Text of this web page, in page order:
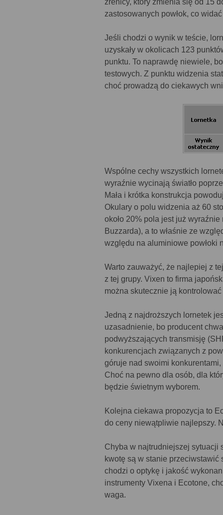
źrenicy, który zmienia się od 15
zastosowanych powłok, co
Jeśli chodzi o wynik w teście,
uzyskały w okolicach 123
punktu. To naprawdę niewiele,
testowych. Z punktu widzenia
choć prowadzą do ciekawych
Wspólne cechy wszystkich
wyraźnie wycinają światło
Mała i krótka konstrukcja
Okulary o polu widzenia aż 60
około 20% pola jest już
Buzzarda), a to właśnie ze
względu na aluminiowe powłoki
Warto zauważyć, że najlepiej z
z tej grupy. Vixen to firma
można skutecznie ją
Jedną z najdroższych lornetek
uzasadnienie, bo producent
podwyższających transmisję
konkurencjach związanych z
góruje nad swoimi
Choć na pewno dla osób, dla
będzie świetnym wyborem.
Kolejna ciekawa propozycja to
do ceny niewątpliwie najlepszy.
Chyba w najtrudniejszej sytuacji
kwotę są w stanie
chodzi o optykę i jakość
instrumenty Vixena i Ecotone,
waga.